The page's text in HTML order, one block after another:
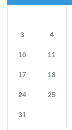
3 4
10 11
17 18
24 25
31